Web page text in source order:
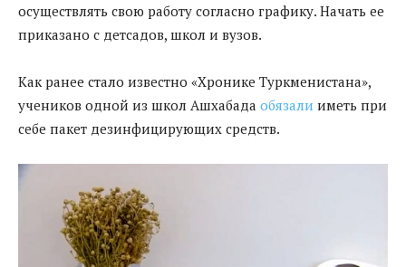
осуществлять свою работу согласно графику. Начать ее
приказано с детсадов, школ и вузов.
Как ранее стало известно «Хронике Туркменистана»,
учеников одной из школ Ашхабада обязали иметь при
себе пакет дезинфицирующих средств.